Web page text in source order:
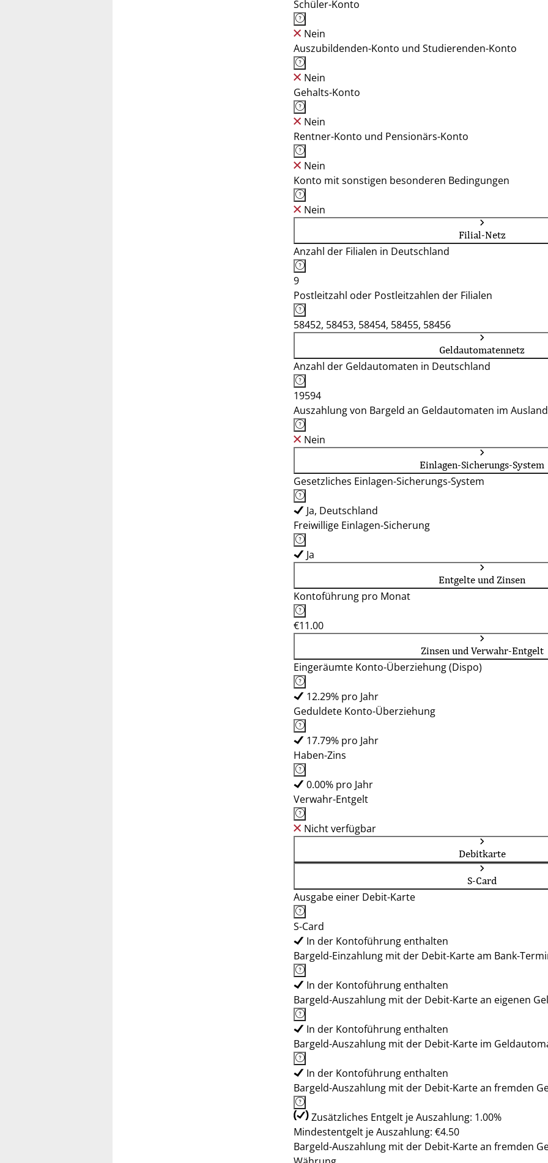
Schüler-Konto
Nein
Auszubildenden-Konto und Studierenden-Konto
Nein
Gehalts-Konto
Nein
Rentner-Konto und Pensionärs-Konto
Nein
Konto mit sonstigen besonderen Bedingungen
Nein
Filial-Netz
Anzahl der Filialen in Deutschland
9
Postleitzahl oder Postleitzahlen der Filialen
58452, 58453, 58454, 58455, 58456
Geldautomatennetz
Anzahl der Geldautomaten in Deutschland
19594
Auszahlung von Bargeld an Geldautomaten im
Nein
Einlagen-Sicherungs-System
Gesetzliches Einlagen-Sicherungs-System
Ja, Deutschland
Freiwillige Einlagen-Sicherung
Ja
Entgelte und Zinsen
Kontoführung pro Monat
€11.00
Zinsen und Verwahr-Entgelt
Eingeräumte Konto-Überziehung (Dispo)
12.29% pro Jahr
Geduldete Konto-Überziehung
17.79% pro Jahr
Haben-Zins
0.00% pro Jahr
Verwahr-Entgelt
Nicht verfügbar
Debitkarte
S-Card
Ausgabe einer Debit-Karte
S-Card
In der Kontoführung enthalten
Bargeld-Einzahlung mit der Debit-Karte am Bank-
In der Kontoführung enthalten
Bargeld-Auszahlung mit der Debit-Karte an eigenen
In der Kontoführung enthalten
Bargeld-Auszahlung mit der Debit-Karte im
In der Kontoführung enthalten
Bargeld-Auszahlung mit der Debit-Karte an fremden
Zusätzliches Entgelt je Auszahlung: 1.00%
Mindestentgelt je Auszahlung: €4.50
Bargeld-Auszahlung mit der Debit-Karte an fremden